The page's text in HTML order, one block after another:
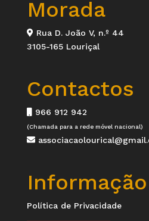
Morada
Rua D. João V, n.º 44
3105-165 Louriçal
Contactos
966 912 942
(Chamada para a rede móvel nacional)
Informação
Política de Privacidade